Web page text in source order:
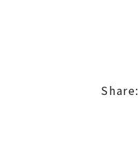
Share: